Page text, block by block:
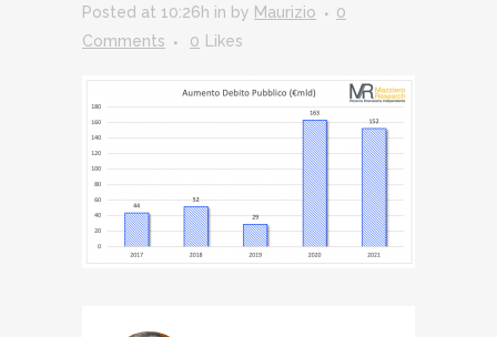
Posted at 10:26h in by Maurizio
0
Comments
0 Likes